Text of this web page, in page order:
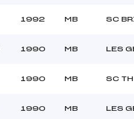
1992 MB SC
1990 MB LES
1990 MB SC
1990 MB LES